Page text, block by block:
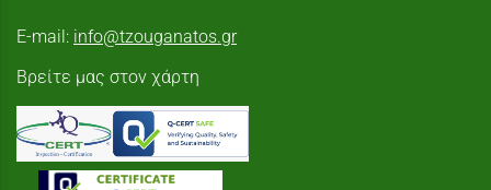
E-mail: info@tzouganatos.gr
Βρείτε μας στον χάρτη